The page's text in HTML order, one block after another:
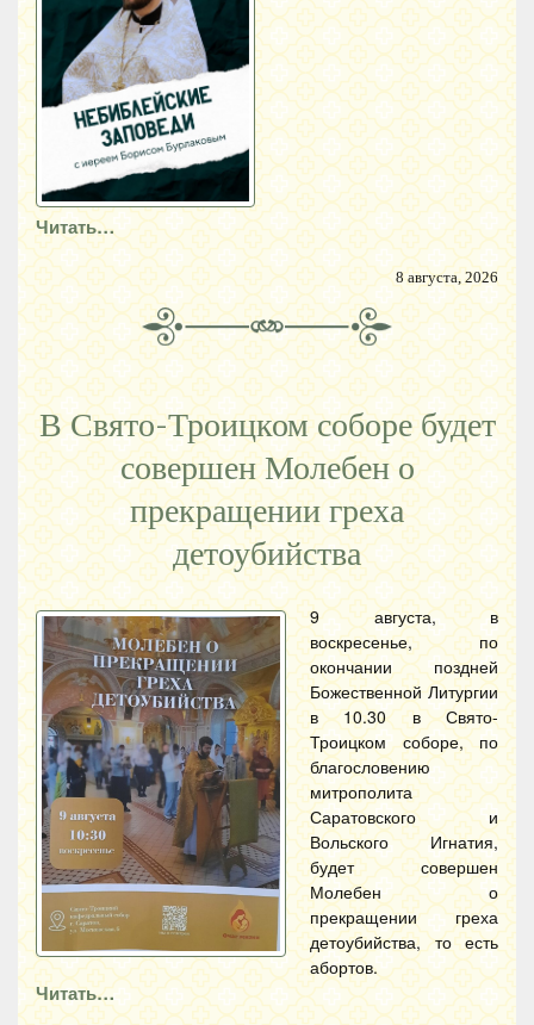
Читать…
8 августа, 2026
В Свято-Троицком соборе будет
совершен Молебен о
прекращении греха
детоубийства
9 августа, в
воскресенье, по
окончании поздней
Божественной Литургии
в 10.30 в Свято-
Троицком соборе, по
благословению
митрополита
Саратовского и
Вольского Игнатия,
будет совершен
Молебен о
прекращении греха
детоубийства, то есть
абортов.
Читать…